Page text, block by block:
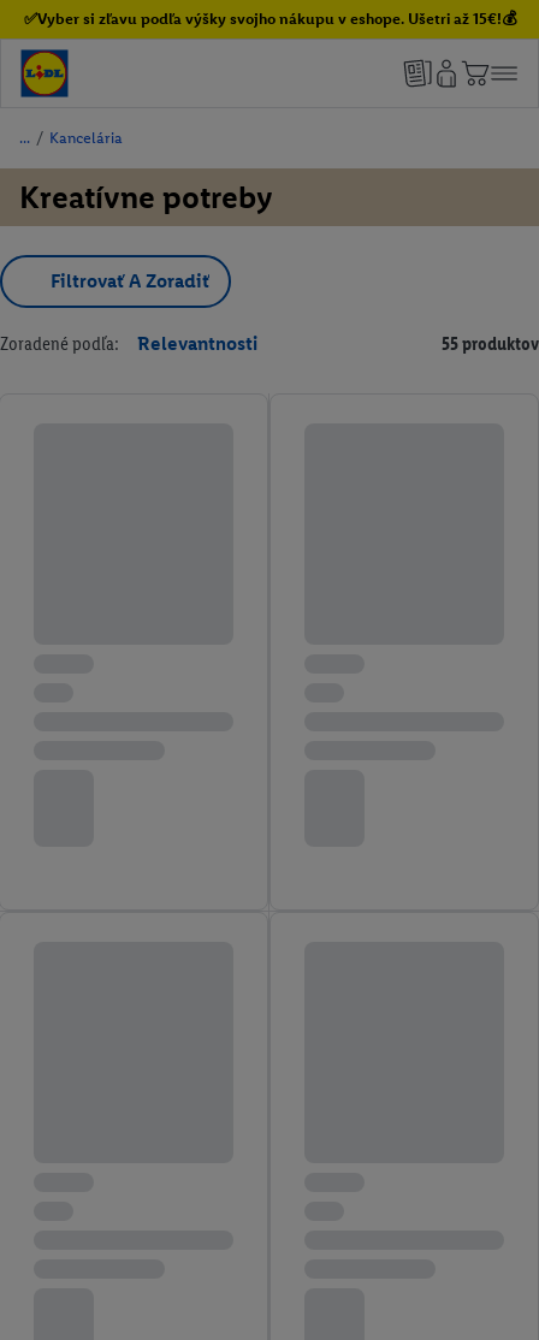
✅Vyber si zľavu podľa výšky svojho nákupu v eshope. Ušetri až 15€!💰
/ Kancelária
Kreatívne potreby
Filtrovať A Zoradiť
Zoradené podľa: Relevantnosti 55 produktov